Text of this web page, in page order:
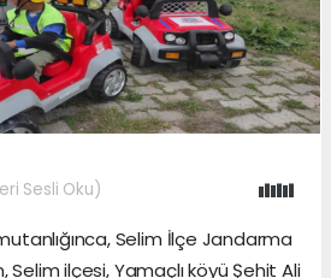
Sesli Oku)
Selim İlçe Jandarma
Selim ilçesi, Yamaçlı köyü Şehit Ali